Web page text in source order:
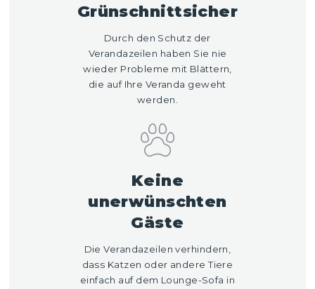
Grünschnittsicher
Durch den Schutz der
Verandazeilen haben Sie nie
wieder Probleme mit Blättern,
die auf Ihre Veranda geweht
werden.
Keine
unerwünschten
Gäste
Die Verandazeilen verhindern,
dass Katzen oder andere Tiere
einfach auf dem Lounge-Sofa in